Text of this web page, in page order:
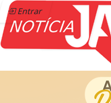
Entrar